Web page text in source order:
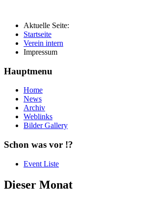
Aktuelle Seite:
Startseite
Verein intern
Impressum
Hauptmenu
Home
News
Archiv
Weblinks
Bilder Gallery
Schon was vor !?
Event Liste
Dieser Monat